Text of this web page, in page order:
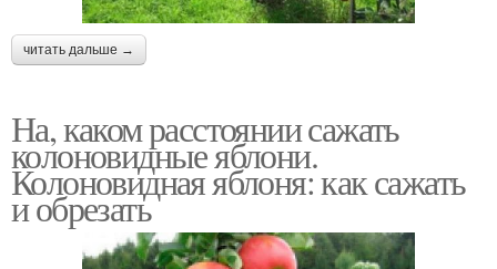
читать дальше →
На, каком расстоянии сажать
колоновидные яблони.
Колоновидная яблоня: как сажать
и обрезать